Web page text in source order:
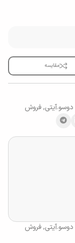
مقایسه
دوسو.آیتی,فروش
دوسو.آیتی,فروش